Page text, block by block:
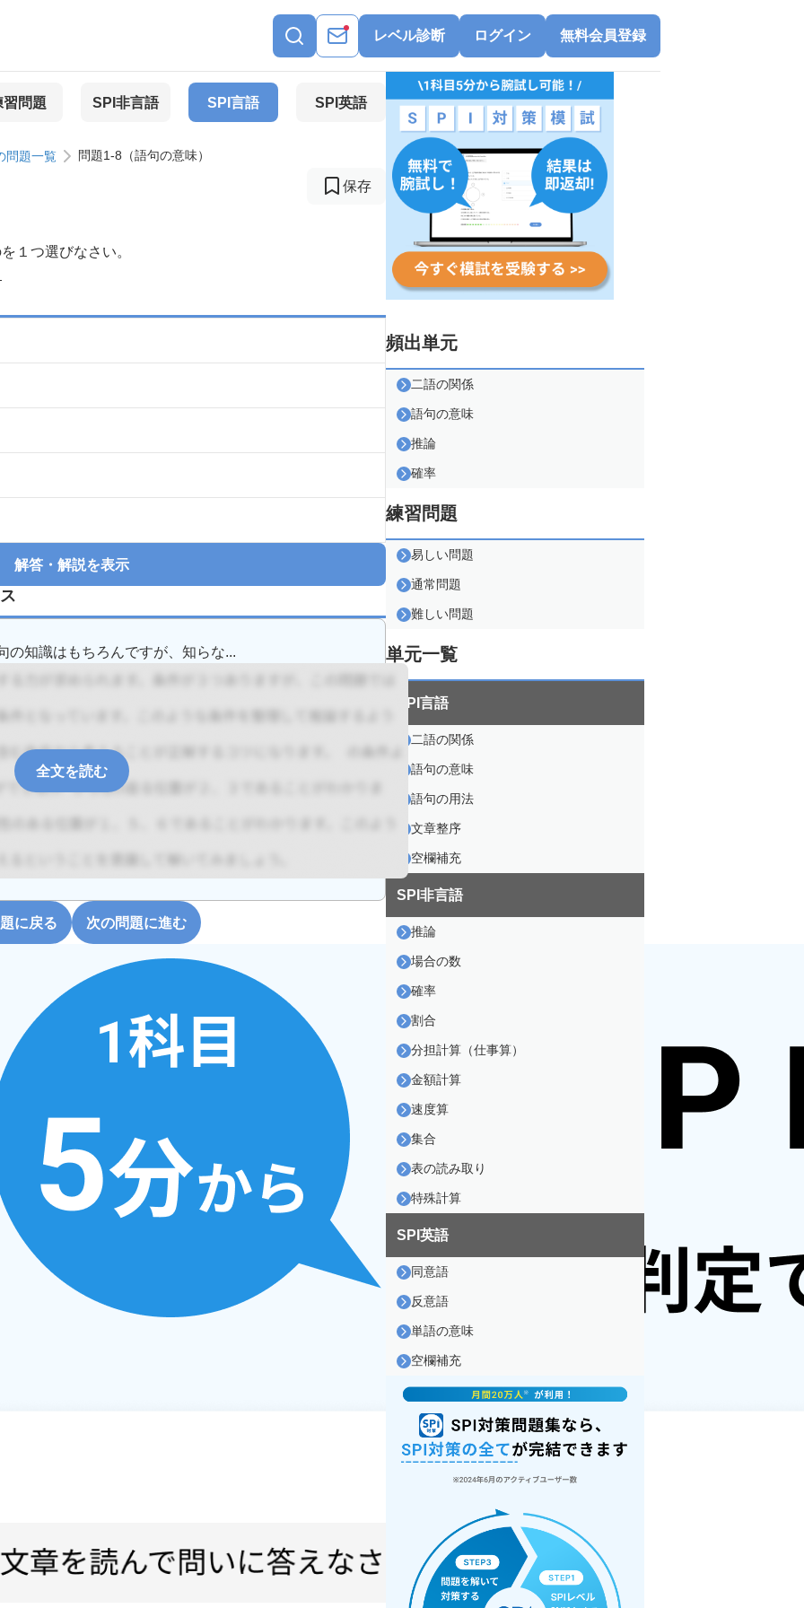
レベル診断 ログイン 無料会員登録
習問題 SPI非言語 SPI言語 SPI英語
問題一覧 問題1-8（語句の意味）
保存
１つ選びなさい。
解答・解説を表示
の知識はもちろんですが、知らな...
全文を読む
に戻る 次の問題に進む
頻出単元
二語の関係
語句の意味
推論
確率
練習問題
易しい問題
通常問題
難しい問題
単元一覧
SPI言語
二語の関係
語句の意味
語句の用法
文章整序
空欄補充
SPI非言語
推論
場合の数
確率
割合
分担計算（仕事算）
金額計算
速度算
集合
表の読み取り
特殊計算
SPI英語
同意語
反意語
単語の意味
空欄補充